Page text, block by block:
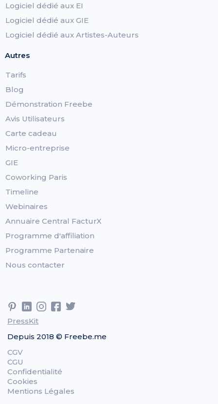
Logiciel dédié aux EI
Logiciel dédié aux GIE
Logiciel dédié aux Artistes-Auteurs
Autres
Tarifs
Blog
Démonstration Freebe
Avis Utilisateurs
Carte cadeau
Micro-entreprise
GIE
Coworking Paris
Timeline
Webinaires
Annuaire Central FacturX
Programme d'affiliation
Programme Partenaire
Nous contacter
PressKit
Depuis 2018 © Freebe.me
CGV
CGU
Confidentialité
Cookies
Mentions Légales